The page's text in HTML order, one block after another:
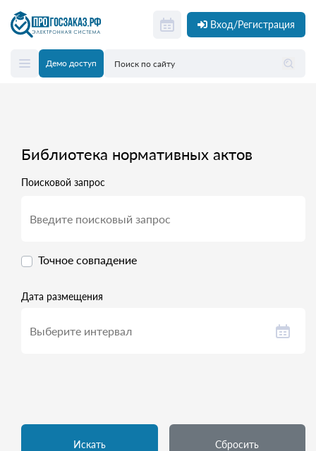
Вход/Регистрация
Демо доступ
Библиотека нормативных актов
Поисковой запрос
Точное совпадение
Дата размещения
Искать Сбросить